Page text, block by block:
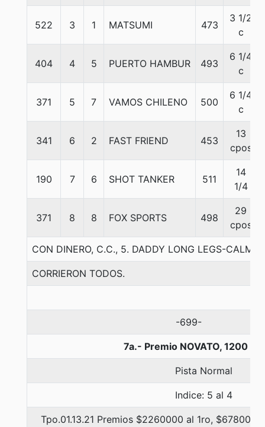
522 3 1 MATSUMI 473
3 1/2
c
404 4 5 PUERTO HAMBUR 493
6 1/4
c
371 5 7 VAMOS CHILENO 500
6 1/4
c
341 6 2 FAST FRIEND 453
13
cpos
190 7 6 SHOT TANKER 511
14
1/4
371 8 8 FOX SPORTS 498
29
cpos
CON DINERO, C.C., 5. DADDY LONG LEGS-CALMA
CORRIERON TODOS.
-699-
7a.- Premio NOVATO, 1200
Pista Normal
Indice: 5 al 4
Tpo.01.13.21 Premios $2260000 al 1ro, $678000